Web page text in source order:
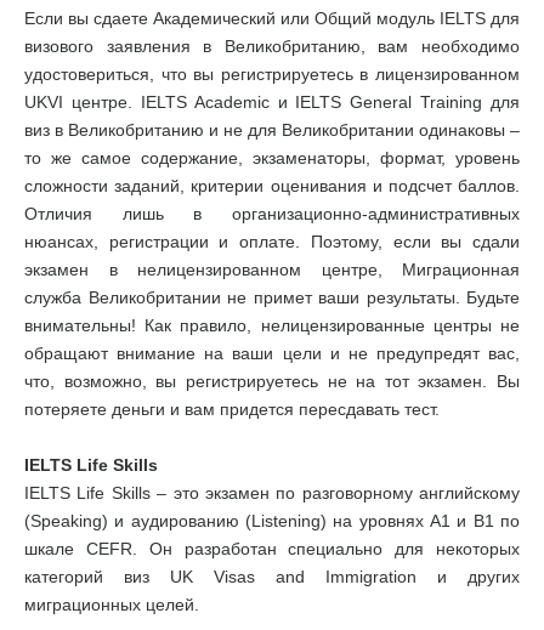
Если вы сдаете Академический или Общий модуль IELTS для
визового заявления в Великобританию, вам необходимо
удостовериться, что вы регистрируетесь в лицензированном
UKVI центре. IELTS Academic и IELTS General Training для
виз в Великобританию и не для Великобритании одинаковы –
то же самое содержание, экзаменаторы, формат, уровень
сложности заданий, критерии оценивания и подсчет баллов.
Отличия лишь в организационно-административных
нюансах, регистрации и оплате. Поэтому, если вы сдали
экзамен в нелицензированном центре, Миграционная
служба Великобритании не примет ваши результаты. Будьте
внимательны! Как правило, нелицензированные центры не
обращают внимание на ваши цели и не предупредят вас,
что, возможно, вы регистрируетесь не на тот экзамен. Вы
потеряете деньги и вам придется пересдавать тест.
IELTS Life Skills
IELTS Life Skills – это экзамен по разговорному английскому
(Speaking) и аудированию (Listening) на уровнях А1 и В1 по
шкале CEFR. Он разработан специально для некоторых
категорий виз UK Visas and Immigration и других
миграционных целей.